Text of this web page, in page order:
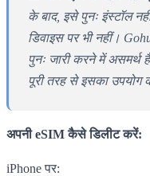
के बाद, इसे पुनः इंस्टॉल
डिवाइस पर भी नहीं।
पुनः जारी करने में
पूरी तरह से इसका उपयोग
अपनी eSIM कैसे डिलीट करें:
iPhone पर: